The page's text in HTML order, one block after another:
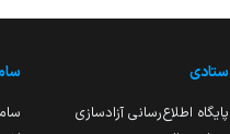
ستادی
پایگاه اطلاع‌رسانی آزادسازی